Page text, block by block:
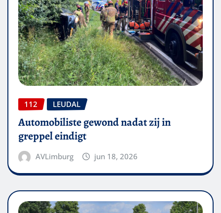
112 LEUDAL
Automobiliste gewond nadat zij in
greppel eindigt
AVLimburg jun 18, 2026